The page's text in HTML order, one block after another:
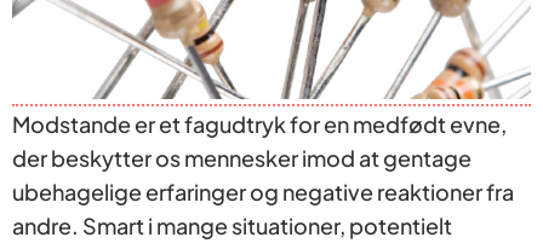
Modstande er et fagudtryk for en medfødt evne,
der beskytter os mennesker imod at gentage
ubehagelige erfaringer og negative reaktioner fra
andre. Smart i mange situationer, potentielt